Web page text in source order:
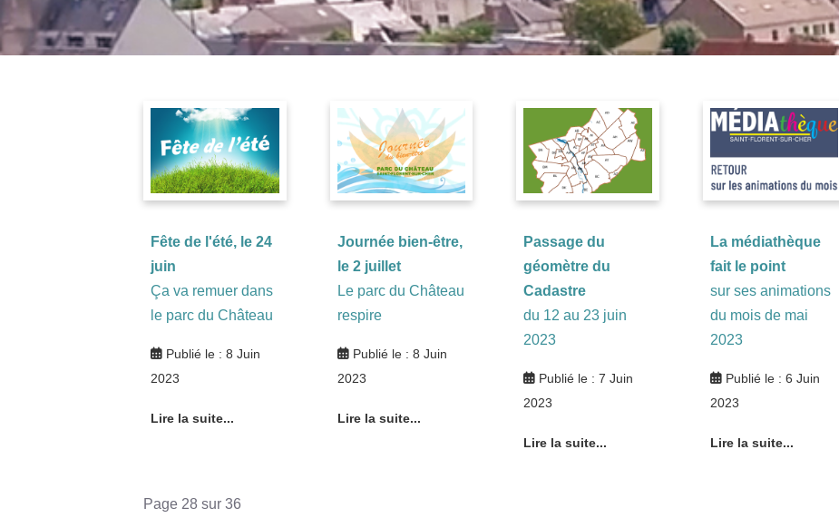
Fête de l'été, le 24
juin
Ça va remuer dans
le parc du Château
Publié le : 8 Juin
2023
Lire la suite...
Journée bien-être,
le 2 juillet
Le parc du Château
respire
Publié le : 8 Juin
2023
Lire la suite...
Passage du
géomètre du
Cadastre
du 12 au 23 juin
2023
Publié le : 7 Juin
2023
Lire la suite...
La médiathèque
fait le point
sur ses animations
du mois de mai
2023
Publié le : 6 Juin
2023
Lire la suite...
Page 28 sur 36